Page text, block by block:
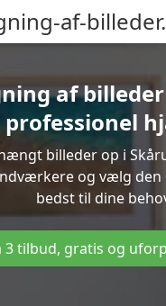
af-
af billeder
professionel
billeder op i
og vælg den
bedst til dine
3 tilbud, gratis og